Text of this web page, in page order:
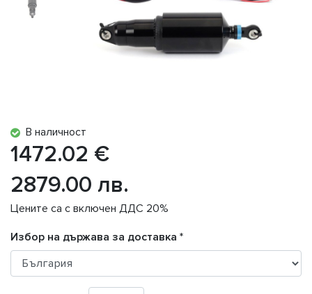
В наличност
1472.02 €
2879.00 лв.
Цените са с включен ДДС 20%
Избор на държава за доставка *